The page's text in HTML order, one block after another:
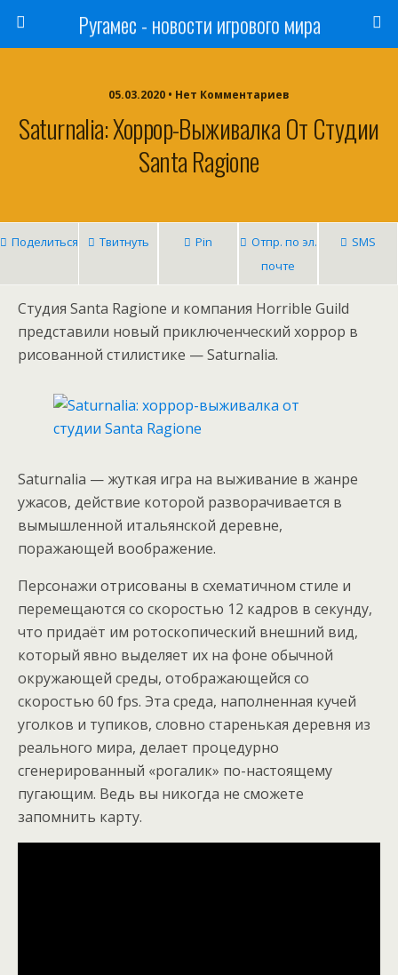
Ругамес - новости игрового мира
05.03.2020 • Нет Комментариев
Saturnalia: Хоррор-Выживалка От Студии
Santa Ragione
Поделиться Твитнуть Pin
Отпр. по эл.
почте
SMS
Студия Santa Ragione и компания Horrible Guild
представили новый приключенческий хоррор в
рисованной стилистике — Saturnalia.
Saturnalia — жуткая игра на выживание в жанре
ужасов, действие которой разворачивается в
вымышленной итальянской деревне,
поражающей воображение.
Персонажи отрисованы в схематичном стиле и
перемещаются со скоростью 12 кадров в секунду,
что придаёт им ротоскопический внешний вид,
который явно выделяет их на фоне обычной
окружающей среды, отображающейся со
скоростью 60 fps. Эта среда, наполненная кучей
уголков и тупиков, словно старенькая деревня из
реального мира, делает процедурно
сгенерированный «рогалик» по-настоящему
пугающим. Ведь вы никогда не сможете
запомнить карту.